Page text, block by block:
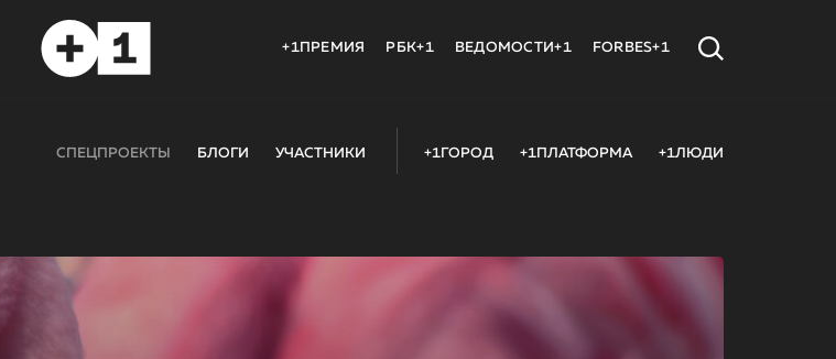
+1ПРЕМИЯ РБК+1 ВЕДОМОСТИ+1 FORBES+1
СПЕЦПРОЕКТЫ БЛОГИ УЧАСТНИКИ +1ГОРОД +1ПЛАТФОРМА +1ЛЮДИ